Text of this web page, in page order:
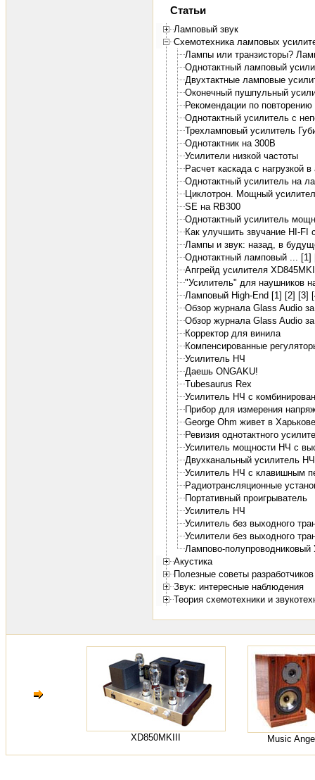
Статьи
Ламповый звук
Схемотехника ламповых
Лампы или транзисторы?
Однотактный ламповый
Двухтактные ламповые
Оконечный пушпульный
Рекомендации по
Однотактный усилитель с
Трехламповый усилитель
Однотактник на 300В
Усилители низкой частоты
Расчет каскада с нагрузкой в
Однотактный усилитель на
Циклотрон. Мощный
SE на RB300
Однотактный усилитель
Как улучшить звучание HI-FI
Лампы и звук: назад, в
Однотактный ламповый ... [1]
Апгрейд усилителя
"Усилитель" для наушников
Ламповый High-End [1] [2] [3]
Обзор журнала Glass Audio
Обзор журнала Glass Audio
Корректор для винила
Компенсированные
Усилитель НЧ
Даешь ONGAKU!
Tubesaurus Rex
Усилитель НЧ с
Прибор для измерения
George Ohm живет в Харькове
Ревизия однотактного
Усилитель мощности НЧ с
Двухканальный усилитель НЧ
Усилитель НЧ с клавишным
Радиотрансляционные
Портативный проигрыватель
Усилитель НЧ
Усилитель без выходного
Усилители без выходного
Лампово-
Акустика
Полезные советы
Звук: интересные наблюдения
Теория схемотехники и
XD850MKIII Music